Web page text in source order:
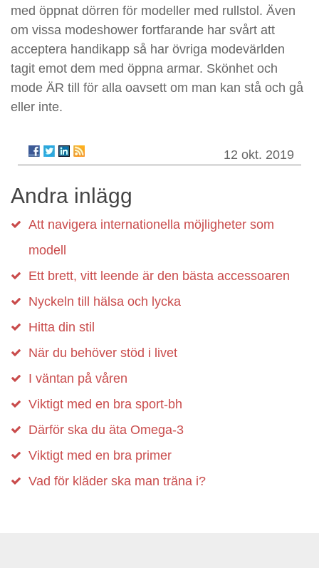
med öppnat dörren för modeller med rullstol. Även
om vissa modeshower fortfarande har svårt att
acceptera handikapp så har övriga modevärlden
tagit emot dem med öppna armar. Skönhet och
mode ÄR till för alla oavsett om man kan stå och gå
eller inte.
12 okt. 2019
Andra inlägg
Att navigera internationella möjligheter som
modell
Ett brett, vitt leende är den bästa accessoaren
Nyckeln till hälsa och lycka
Hitta din stil
När du behöver stöd i livet
I väntan på våren
Viktigt med en bra sport-bh
Därför ska du äta Omega-3
Viktigt med en bra primer
Vad för kläder ska man träna i?